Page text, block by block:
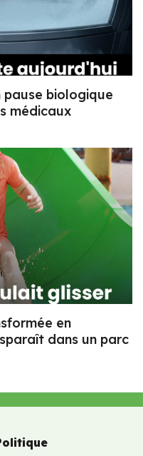
pause biologique
médicaux
en
dans un parc